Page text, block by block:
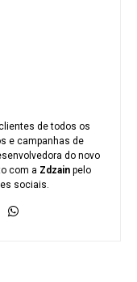
de todos os
e campanhas de
do novo
com a Zdzain pelo
sociais.